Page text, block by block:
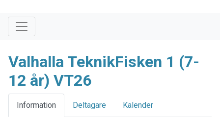
Valhalla TeknikFisken 1 (7-
12 år) VT26
Information Deltagare Kalender